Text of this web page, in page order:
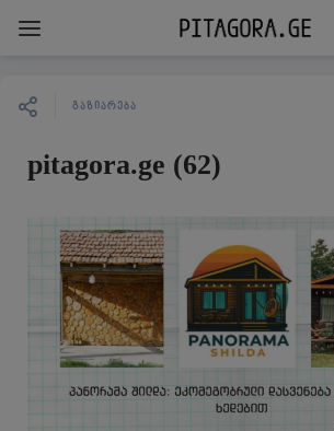
ᲒᲐᲖᲘᲐᲠᲔᲑᲐ
pitagora.ge (62)